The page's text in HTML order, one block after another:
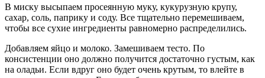
В миску высыпаем просеянную муку, кукурузную крупу,
сахар, соль, паприку и соду. Все тщательно перемешиваем,
чтобы все сухие ингредиенты равномерно распределились.
Добавляем яйцо и молоко. Замешиваем тесто. По
консистенции оно должно получится достаточно густым, как
на оладьи. Если вдруг оно будет очень крутым, то влейте в